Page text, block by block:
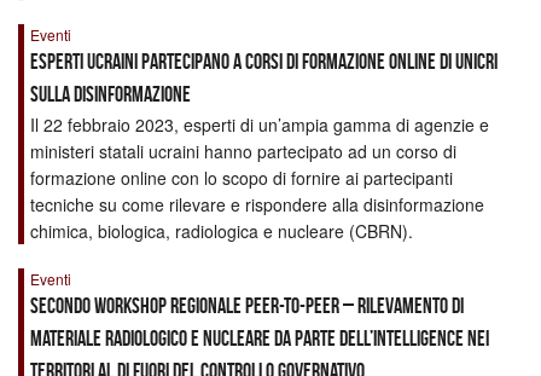
Eventi
Esperti ucraini partecipano a corsi di formazione online di UNICRI
sulla disinformazione
Il 22 febbraio 2023, esperti di un’ampia gamma di agenzie e
ministeri statali ucraini hanno partecipato ad un corso di
formazione online con lo scopo di fornire ai partecipanti
tecniche su come rilevare e rispondere alla disinformazione
chimica, biologica, radiologica e nucleare (CBRN).
Eventi
Secondo workshop regionale peer-to-peer – Rilevamento di
materiale radiologico e nucleare da parte dell’intelligence nei
territori al di fuori del controllo governativo